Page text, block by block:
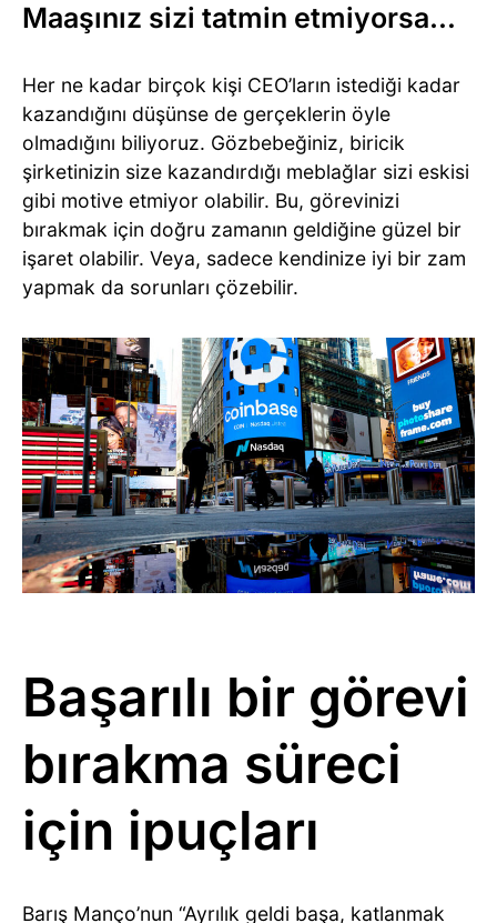
Maaşınız sizi tatmin etmiyorsa…
Her ne kadar birçok kişi CEO’ların istediği kadar
kazandığını düşünse de gerçeklerin öyle
olmadığını biliyoruz. Gözbebeğiniz, biricik
şirketinizin size kazandırdığı meblağlar sizi eskisi
gibi motive etmiyor olabilir. Bu, görevinizi
bırakmak için doğru zamanın geldiğine güzel bir
işaret olabilir. Veya, sadece kendinize iyi bir zam
yapmak da sorunları çözebilir.
Başarılı bir görevi
bırakma süreci
için ipuçları
Barış Manço’nun “Ayrılık geldi başa, katlanmak